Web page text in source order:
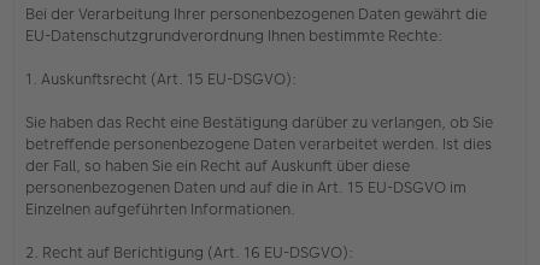
Bei der Verarbeitung Ihrer personenbezogenen Daten gewährt die
EU-Datenschutzgrundverordnung Ihnen bestimmte Rechte:
1. Auskunftsrecht (Art. 15 EU-DSGVO):
Sie haben das Recht eine Bestätigung darüber zu verlangen, ob Sie
betreffende personenbezogene Daten verarbeitet werden. Ist dies
der Fall, so haben Sie ein Recht auf Auskunft über diese
personenbezogenen Daten und auf die in Art. 15 EU-DSGVO im
Einzelnen aufgeführten Informationen.
2. Recht auf Berichtigung (Art. 16 EU-DSGVO):